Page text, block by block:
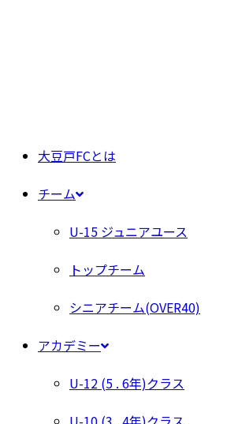
大豆戸FCとは
チーム
U-15 ジュニアユース
トップチーム
シニアチーム(OVER40)
アカデミー
U-12 (5 . 6年)クラス